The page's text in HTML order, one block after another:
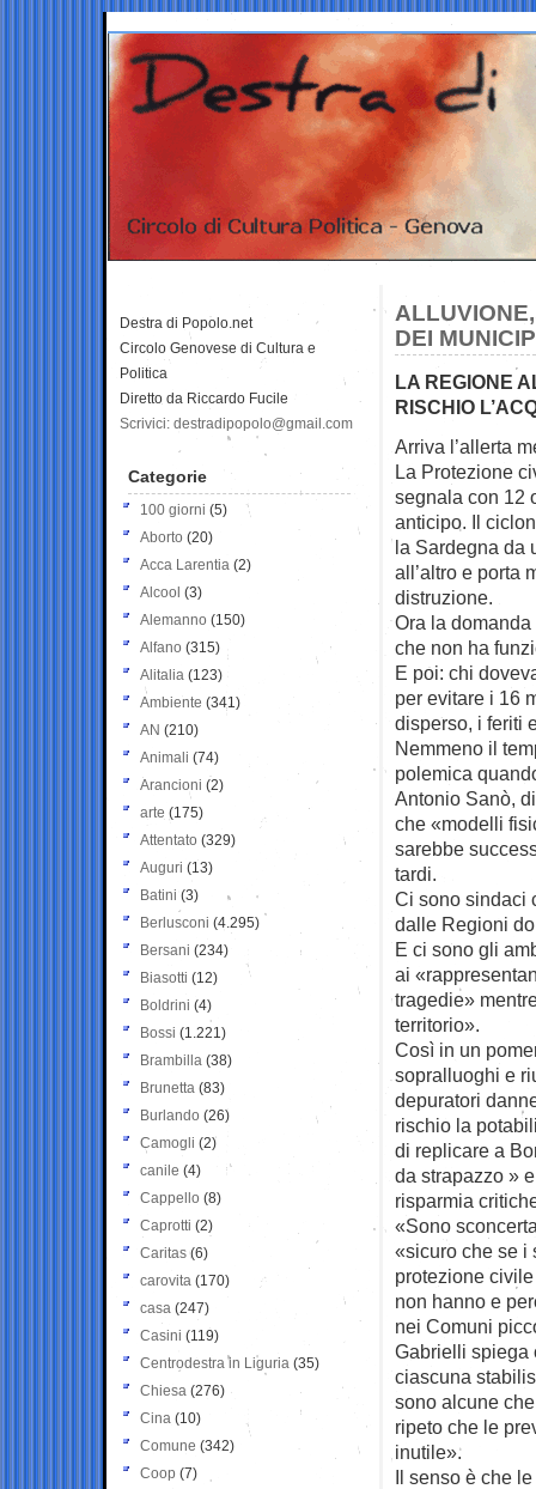
DEI
LA REGIONE
RISCHIO
Arriva l’allerta
La Protezione
segnala con 12
anticipo. Il
la Sardegna da
all’altro e porta
distruzione.
Ora la domanda
che non ha
E poi: chi
per evitare i 16
disperso, i feriti
Nemmeno il
polemica
Antonio Sanò,
che «modelli
sarebbe
tardi.
Ci sono sindaci
dalle Regioni
E ci sono gli
ai
tragedie»
territorio».
Così in un
sopralluoghi e
depuratori
rischio la
di replicare a
da strapazzo »
risparmia
«Sono
«sicuro che se i
protezione
non hanno e
nei Comuni
Gabrielli spiega
ciascuna
sono alcune
ripeto che le
inutile».
Il senso è che
Destra di Popolo.net
Circolo Genovese di Cultura e
Politica
Diretto da Riccardo Fucile
Scrivici: destradipopolo@gmail.com
Categorie
100 giorni (5)
Aborto (20)
Acca Larentia (2)
Alcool (3)
Alemanno (150)
Alfano (315)
Alitalia (123)
Ambiente (341)
AN (210)
Animali (74)
Arancioni (2)
arte (175)
Attentato (329)
Auguri (13)
Batini (3)
Berlusconi (4.295)
Bersani (234)
Biasotti (12)
Boldrini (4)
Bossi (1.221)
Brambilla (38)
Brunetta (83)
Burlando (26)
Camogli (2)
canile (4)
Cappello (8)
Caprotti (2)
Caritas (6)
carovita (170)
casa (247)
Casini (119)
Centrodestra in Liguria (35)
Chiesa (276)
Cina (10)
Comune (342)
Coop (7)